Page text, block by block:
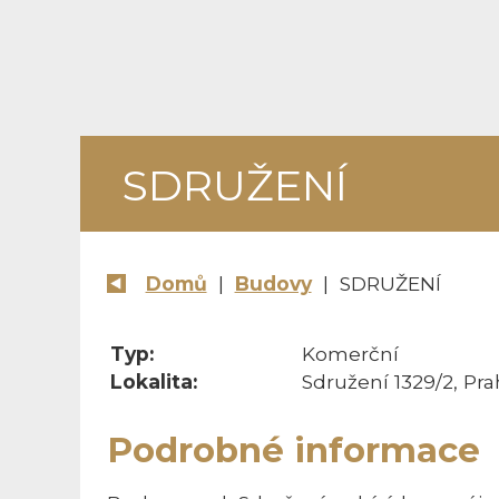
SDRUŽENÍ
Domů | Budovy| SDRUŽENÍ
Typ:
Komerční
Lokalita:
Sdružení 1329/2,
Podrobné informace